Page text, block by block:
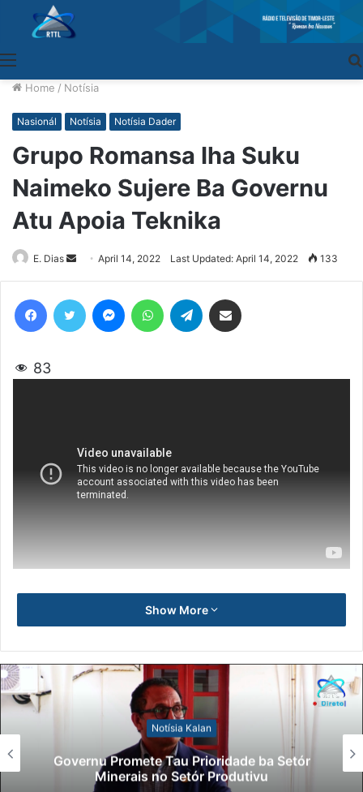
Home / Notísia
Nasionál Notísia Notísia Dader
Grupo Romansa Iha Suku
Naimeko Sujere Ba Governu
Atu Apoia Teknika
E. Dias
Send
an
April 14, 2022 Last Updated: April 14, 2022 133
83
Show More
Notísia Kalan
Governu Promete Tau Prioridade ba Setór
Minerais no Setór Produtivu